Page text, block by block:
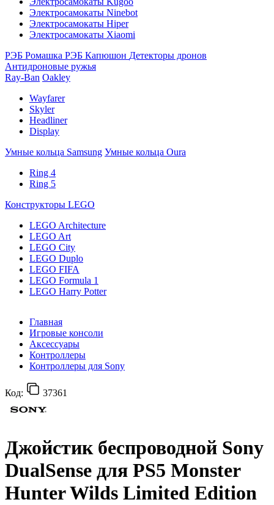
Электросамокаты Ninebot
Электросамокаты Hiper
Электросамокаты Xiaomi
РЭБ Ромашка РЭБ Капюшон Детекторы дронов
Антидроновые ружья
Ray-Ban Oakley
Wayfarer
Skyler
Headliner
Display
Умные кольца Samsung Умные кольца Oura
Ring 4
Ring 5
Конструкторы LEGO
LEGO Architecture
LEGO Art
LEGO City
LEGO Duplo
LEGO FIFA
LEGO Formula 1
LEGO Harry Potter
Главная
Игровые консоли
Аксессуары
Контроллеры
Контроллеры для Sony
Код: 37361
Джойстик беспроводной Sony
DualSense для PS5 Monster
Hunter Wilds Limited Edition